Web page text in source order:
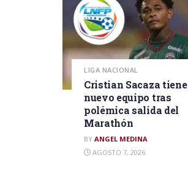
LIGA NACIONAL
Cristian Sacaza tiene
nuevo equipo tras
polémica salida del
Marathón
BY ANGEL MEDINA
AGOSTO 7, 2026